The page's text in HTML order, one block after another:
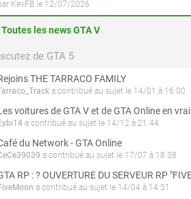
KevFB le 12/07/2026
Toutes les news GTA V
de GTA 5
THE TARRACO FAMILY
a contribué au sujet le 14/01 à 16:00
voitures de GTA V et de GTA Online en vrai
a contribué au sujet le 14/12 à 21:44
du Network - GTA Online
a contribué au sujet le 17/07 à 18:38
a contribué au sujet le 14/04 à 14:51